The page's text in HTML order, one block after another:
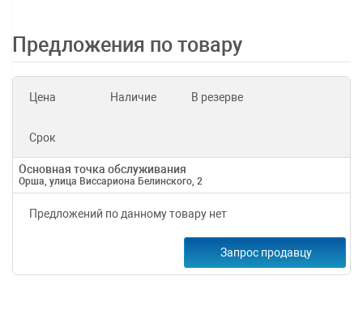
Предложения по товару
Цена Наличие В резерве
Срок
Основная точка обслуживания
Орша, улица Виссариона Белинского, 2
Предложений по данному товару нет
Запрос продавцу